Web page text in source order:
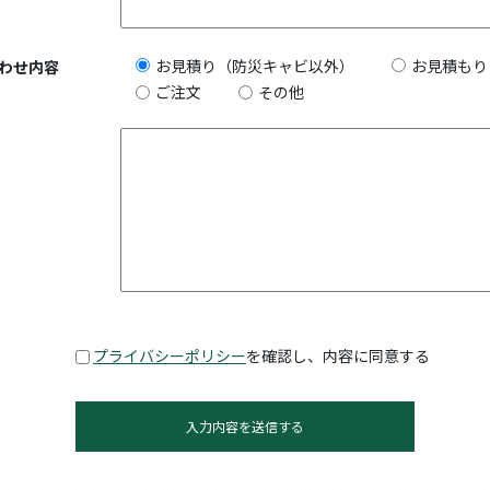
せ内容 お見積り（防災キャビ以外）
お見積も
ご注文
その他
プライバシーポリシーを確認し、内容に同意する